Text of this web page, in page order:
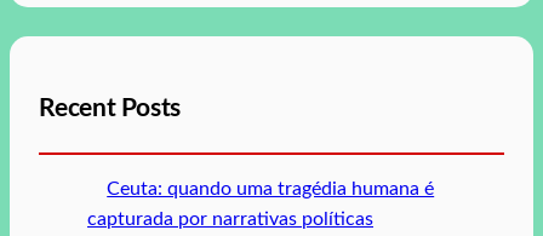
Recent Posts
Ceuta: quando uma tragédia humana é
capturada por narrativas políticas